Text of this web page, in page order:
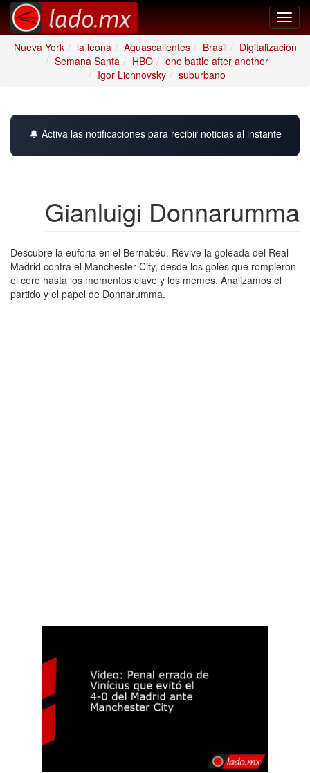
Nueva York
la leona Aguascalientes Brasil
Digitalización
Semana Santa
HBO
one battle after another
Igor Lichnovsky
suburbano
🔔 Activa las notificaciones para recibir noticias al instante
Gianluigi Donnarumma
Descubre la euforia en el Bernabéu. Revive la goleada del Real
Madrid contra el Manchester City, desde los goles que rompieron
el cero hasta los momentos clave y los memes. Analizamos el
partido y el papel de Donnarumma.